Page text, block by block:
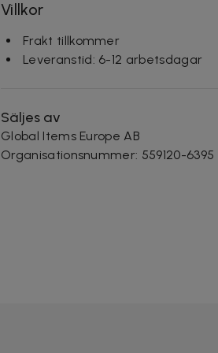
Villkor
Frakt tillkommer
Leveranstid: 6-12 arbetsdagar
Säljes av
Global Items Europe AB
Organisationsnummer: 559120-6395